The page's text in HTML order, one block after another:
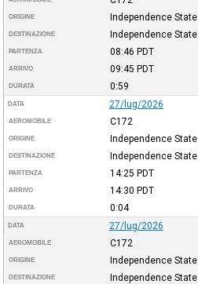
ORIGINE Independence State
DESTINAZIONE Independence State
PARTENZA 08:46 PDT
ARRIVO 09:45 PDT
DURATA 0:59
DATA 27/lug/2026
AEROMOBILE C172
ORIGINE Independence State
DESTINAZIONE Independence State
PARTENZA 14:25 PDT
ARRIVO 14:30 PDT
DURATA 0:04
DATA 27/lug/2026
AEROMOBILE C172
ORIGINE Independence State
DESTINAZIONE Independence State